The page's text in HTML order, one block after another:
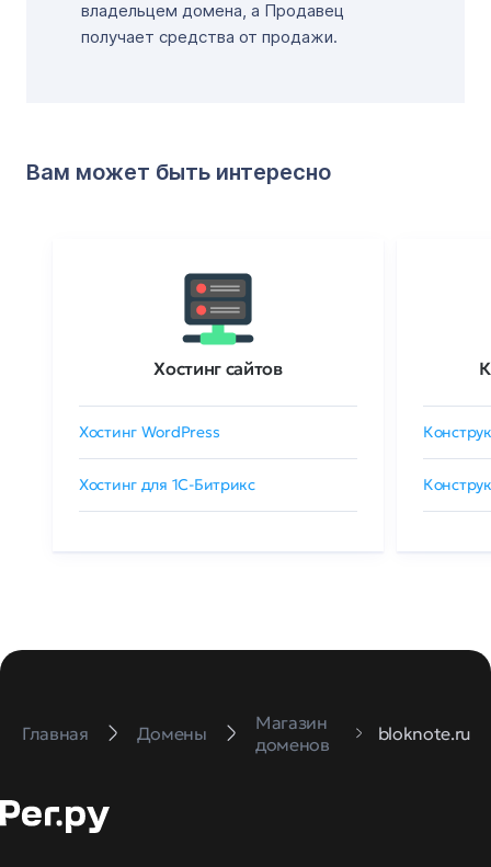
владельцем домена, а Продавец
получает средства от продажи.
Вам может быть интересно
Хостинг сайтов
Хостинг WordPress
Хостинг для 1C-Битрикс
Главная Домены
Магазин
доменов
bloknote.ru